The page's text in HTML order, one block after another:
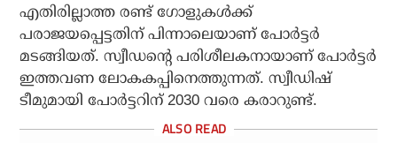
എതിരില്ലാത്ത രണ്ട് ഗോളുകള്‍ക്ക്
പരാജയപ്പെട്ടതിന് പിന്നാലെയാണ് പോര്‍ട്ടര്‍
മടങ്ങിയത്. സ്വീഡന്റെ പരിശീലകനായാണ് പോര്‍ട്ടര്‍
ഇത്തവണ ലോകകപ്പിനെത്തുന്നത്. സ്വീഡിഷ്
ടീമുമായി പോര്‍ട്ടറിന് 2030 വരെ കരാറുണ്ട്.